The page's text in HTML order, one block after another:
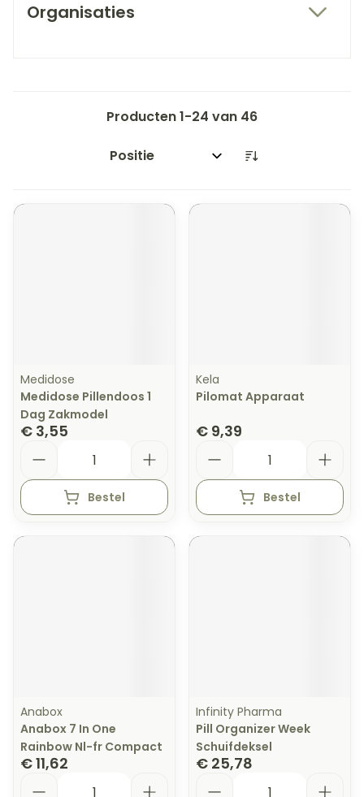
Organisaties
Producten1-24 van 46
Sorteer op:
Medidose
Medidose Pillendoos 1
Dag Zakmodel
€ 3,55
Bestel
Kela
Pilomat Apparaat
€ 9,39
Bestel
Anabox
Anabox 7 In One
Rainbow Nl-fr Compact
€ 11,62
Infinity Pharma
Pill Organizer Week
Schuifdeksel
€ 25,78